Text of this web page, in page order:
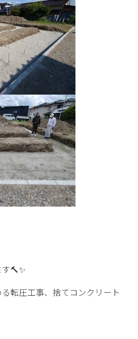
🔨✨
転圧工事、捨てコンクリート